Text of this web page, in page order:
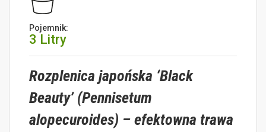
Pojemnik:
3 Litry
Rozplenica japońska ‘Black
Beauty’ (Pennisetum
alopecuroides) – efektowna trawa